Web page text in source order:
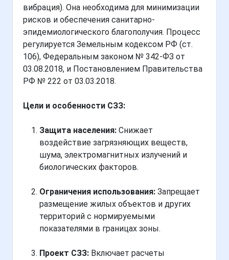
вибрация). Она необходима для минимизации
рисков и обеспечения санитарно-
эпидемиологического благополучия. Процесс
регулируется Земельным кодексом РФ (ст.
106), Федеральным законом № 342-ФЗ от
03.08.2018, и Постановлением Правительства
РФ № 222 от 03.03.2018.
Цели и особенности СЗЗ:
Защита населения: Снижает
воздействие загрязняющих веществ,
шума, электромагнитных излучений и
биологических факторов.
Ограничения использования: Запрещает
размещение жилых объектов и других
территорий с нормируемыми
показателями в границах зоны.
Проект СЗЗ: Включает расчеты